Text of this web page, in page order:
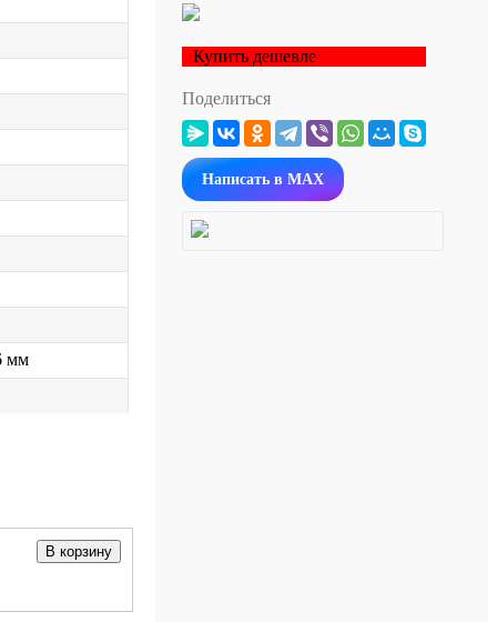
мм
В корзину
Купить дешевле
Поделиться
Написать в MAX